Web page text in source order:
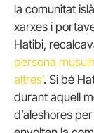
la comunitat
xarxes i
Hatibi,
persona
altres’. Si bé
durant aquell
d’aleshores